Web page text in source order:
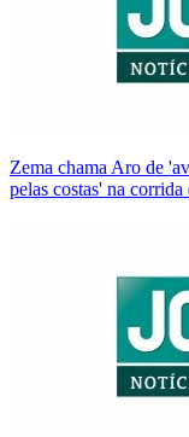
Zema chama Aro de
pelas costas' na corrida